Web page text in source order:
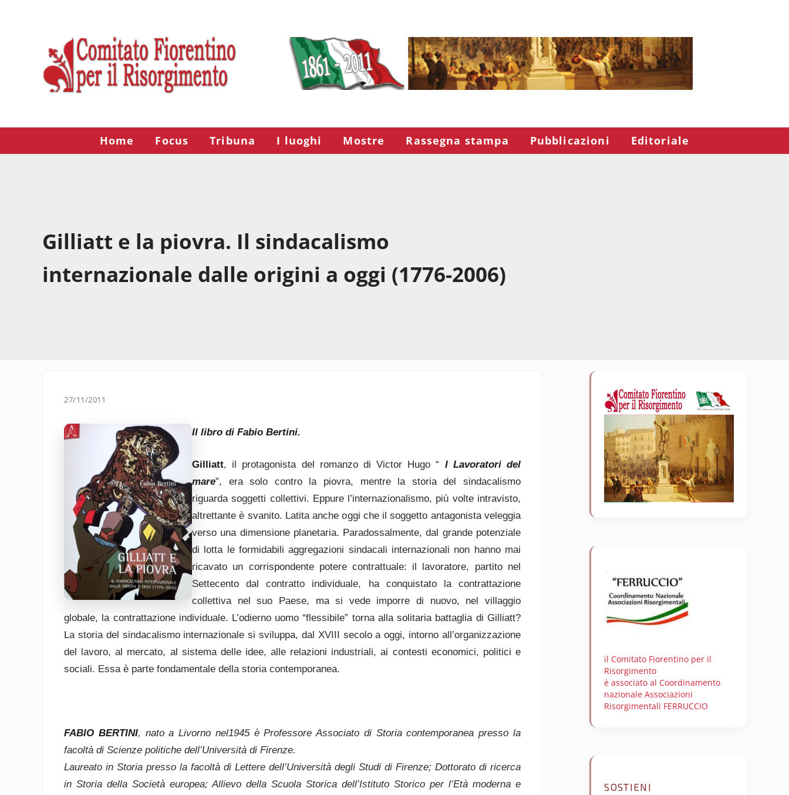
Home Focus Tribuna I luoghi Mostre Rassegna stampa Pubblicazioni Editoriale
Gilliatt e la piovra. Il sindacalismo
internazionale dalle origini a oggi (1776-2006)
27/11/2011
Il libro di Fabio Bertini.
Gilliatt, il protagonista del romanzo di Victor Hugo “ I Lavoratori del
mare”, era solo contro la piovra, mentre la storia del sindacalismo
riguarda soggetti collettivi. Eppure l’internazionalismo, più volte intravisto,
altrettante è svanito. Latita anche oggi che il soggetto antagonista veleggia
verso una dimensione planetaria. Paradossalmente, dal grande potenziale
di lotta le formidabili aggregazioni sindacali internazionali non hanno mai
ricavato un corrispondente potere contrattuale: il lavoratore, partito nel
Settecento dal contratto individuale, ha conquistato la contrattazione
collettiva nel suo Paese, ma si vede imporre di nuovo, nel villaggio
globale, la contrattazione individuale. L’odierno uomo “flessibile” torna alla solitaria battaglia di Gilliatt?
La storia del sindacalismo internazionale si sviluppa, dal XVIII secolo a oggi, intorno all’organizzazione
del lavoro, al mercato, al sistema delle idee, alle relazioni industriali, ai contesti economici, politici e
sociali. Essa è parte fondamentale della storia contemporanea.
FABIO BERTINI, nato a Livorno nel1945 è Professore Associato di Storia contemporanea presso la
facoltà di Scienze politiche dell’Università di Firenze.
Laureato in Storia presso la facoltà di Lettere dell’Università degli Studi di Firenze; Dottorato di ricerca
in Storia della Società europea; Allievo della Scuola Storica dell’Istituto Storico per l’Età moderna e
Sidebar
il Comitato Fiorentino per il
Risorgimento
è associato al Coordinamento
nazionale Associazioni
Risorgimentali FERRUCCIO
SOSTIENI